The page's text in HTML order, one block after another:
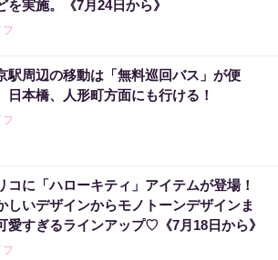
を実施。《7月24日から》
駅周辺の移動は「無料巡回バス」が便
日本橋、人形町方面にも行ける！
コに「ハローキティ」アイテムが登場！
しいデザインからモノトーンデザインま
愛すぎるラインアップ♡《7月18日から》